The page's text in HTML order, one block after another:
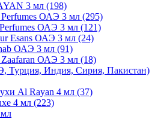
3 мл (198)
ОАЭ 3 мл (295)
ОАЭ 3 мл (121)
Esans ОАЭ 3 мл (24)
ОАЭ 3 мл (91)
ОАЭ 3 мл (18)
Турция, Индия, Сирия, Пакистан)
Al Rayan 4 мл (37)
4 мл (223)